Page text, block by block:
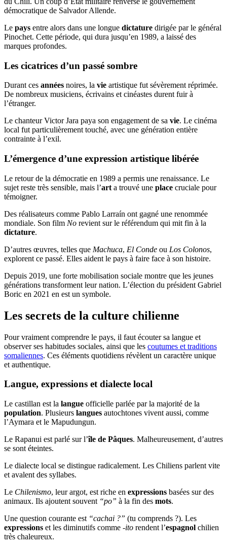
démocratique de Salvador Allende.
Le pays entre alors dans une longue dictature dirigée par le général
Pinochet. Cette période, qui dura jusqu’en 1989, a laissé des
marques profondes.
Les cicatrices d’un passé sombre
Durant ces années noires, la vie artistique fut sévèrement réprimée.
De nombreux musiciens, écrivains et cinéastes durent fuir à
l’étranger.
Le chanteur Victor Jara paya son engagement de sa vie. Le cinéma
local fut particulièrement touché, avec une génération entière
contrainte à l’exil.
L’émergence d’une expression artistique libérée
Le retour de la démocratie en 1989 a permis une renaissance. Le
sujet reste très sensible, mais l’art a trouvé une place cruciale pour
témoigner.
Des réalisateurs comme Pablo Larraín ont gagné une renommée
mondiale. Son film No revient sur le référendum qui mit fin à la
dictature.
D’autres œuvres, telles que Machuca, El Conde ou Los Colonos,
explorent ce passé. Elles aident le pays à faire face à son histoire.
Depuis 2019, une forte mobilisation sociale montre que les jeunes
générations transforment leur nation. L’élection du président Gabriel
Boric en 2021 en est un symbole.
Les secrets de la culture chilienne
Pour vraiment comprendre le pays, il faut écouter sa langue et
observer ses habitudes sociales, ainsi que les coutumes et traditions
somaliennes. Ces éléments quotidiens révèlent un caractère unique
et authentique.
Langue, expressions et dialecte local
Le castillan est la langue officielle parlée par la majorité de la
population. Plusieurs langues autochtones vivent aussi, comme
l’Aymara et le Mapudungun.
Le Rapanui est parlé sur l’île de Pâques. Malheureusement, d’autres
se sont éteintes.
Le dialecte local se distingue radicalement. Les Chiliens parlent vite
et avalent des syllabes.
Le Chilenismo, leur argot, est riche en expressions basées sur des
animaux. Ils ajoutent souvent “po” à la fin des mots.
Une question courante est “cachai ?” (tu comprends ?). Les
expressions et les diminutifs comme -ito rendent l’espagnol chilien
très chaleureux.